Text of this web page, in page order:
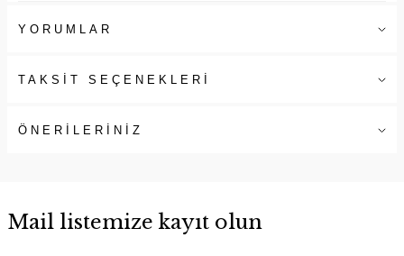
YORUMLAR
TAKSİT SEÇENEKLERİ
ÖNERİLERİNİZ
Mail listemize kayıt olun